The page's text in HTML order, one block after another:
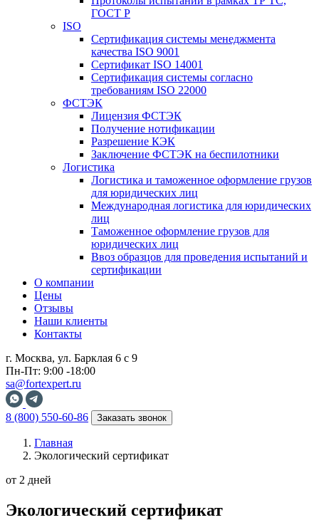
ГОСТ Р
ISO
Сертификация системы менеджмента
качества ISO 9001
Сертификат ISO 14001
Сертификация системы согласно
требованиям ISO 22000
ФСТЭК
Лицензия ФСТЭК
Получение нотификации
Разрешение КЭК
Заключение ФСТЭК на беспилотники
Логистика
Логистика и таможенное оформление грузов
для юридических лиц
Международная логистика для юридических
лиц
Таможенное оформление грузов для
юридических лиц
Ввоз образцов для проведения испытаний и
сертификации
О компании
Цены
Отзывы
Наши клиенты
Контакты
г. Москва, ул. Барклая 6 с 9
Пн-Пт: 9:00 -18:00
sa@fortexpert.ru
8 (800) 550-60-86 Заказать звонок
Главная
Экологический сертификат
от 2 дней
Экологический сертификат